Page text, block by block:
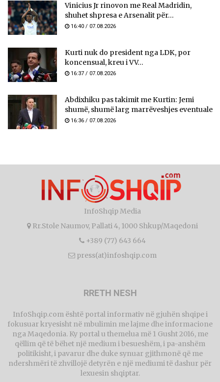
Vinicius Jr rinovon me Real Madridin,
shuhet shpresa e Arsenalit për...
16:40 / 07.08.2026
Kurti nuk do president nga LDK, por
koncensual, kreu i VV...
16:37 / 07.08.2026
Abdixhiku pas takimit me Kurtin: Jemi
shumë, shumë larg marrëveshjes eventuale
16:36 / 07.08.2026
InfoShqip Media
Rr.Stole Naumov, Pallati 4, 1000 Shkup/Maqedoni
+389 (77) 643 664
press(at)infoshqip.com
RRETH NESH
InfoShqip.com është portal informativ në gjuhën shqipe i
fokusuar kryesisht në mbulimin me lajme dhe informacione
nga Maqedonia. Ky portal u themelua më 1 Gusht 2016, me
qëllim që të bëhet një medium i besueshëm, i pa-anshëm
politikisht, i pavarur dhe duke synuar gjithmonë që me
ndershmëri të zhvillojë detyrën e një mediumi të dashur për
lexuesin shqiptar.